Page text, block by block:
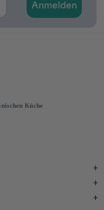
Anmelden
Küche
und Europa
Paris